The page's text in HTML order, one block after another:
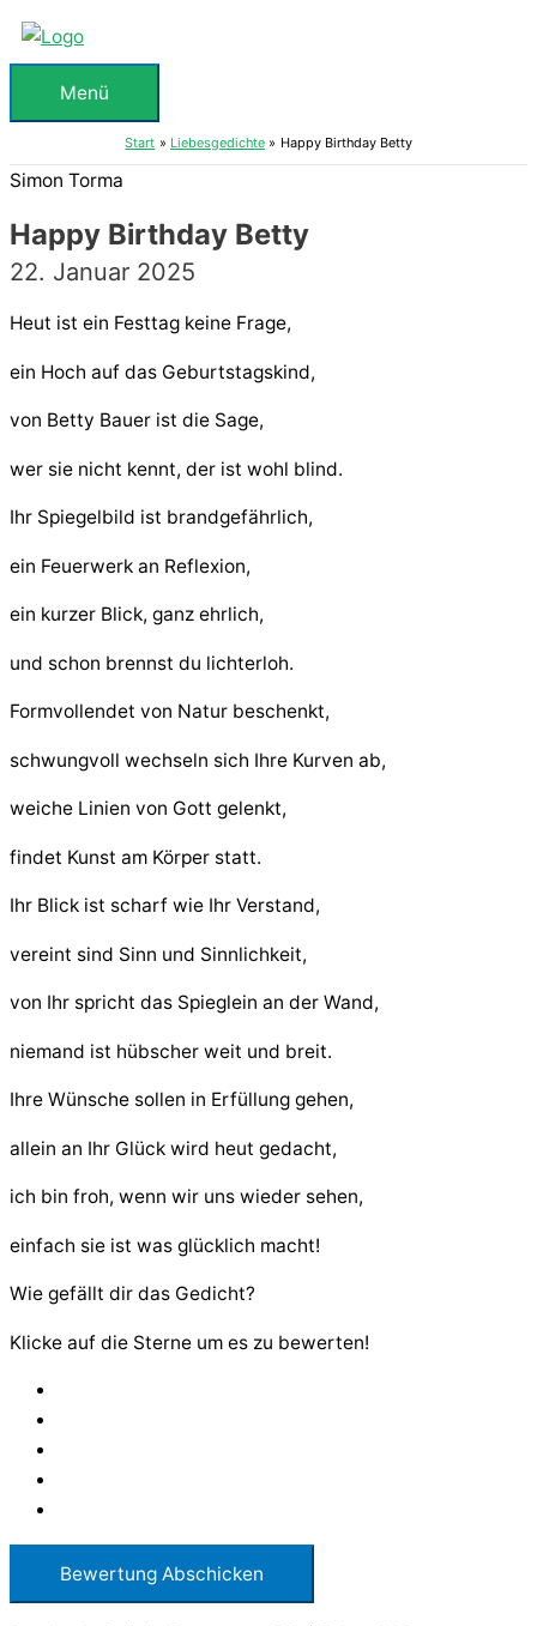
Zum
Inhalt
springenMenü
Menü
Start Liebesgedichte Happy Birthday Betty
Simon Torma
Happy Birthday Betty
22. Januar 2025
Heut ist ein Festtag keine Frage,
ein Hoch auf das Geburtstagskind,
von Betty Bauer ist die Sage,
wer sie nicht kennt, der ist wohl blind.
Ihr Spiegelbild ist brandgefährlich,
ein Feuerwerk an Reflexion,
ein kurzer Blick, ganz ehrlich,
und schon brennst du lichterloh.
Formvollendet von Natur beschenkt,
schwungvoll wechseln sich Ihre Kurven ab,
weiche Linien von Gott gelenkt,
findet Kunst am Körper statt.
Ihr Blick ist scharf wie Ihr Verstand,
vereint sind Sinn und Sinnlichkeit,
von Ihr spricht das Spieglein an der Wand,
niemand ist hübscher weit und breit.
Ihre Wünsche sollen in Erfüllung gehen,
allein an Ihr Glück wird heut gedacht,
ich bin froh, wenn wir uns wieder sehen,
einfach sie ist was glücklich macht!
Wie gefällt dir das Gedicht?
Klicke auf die Sterne um es zu bewerten!
Bewertung Abschicken